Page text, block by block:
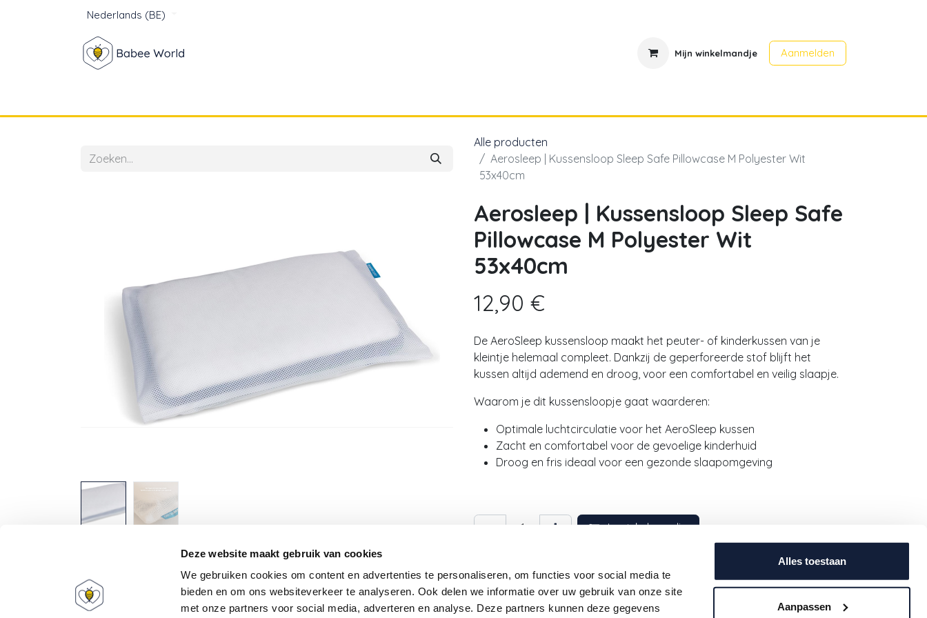
Deze website maakt gebruik van cookies
We gebruiken cookies om content en advertenties te personaliseren, om functies voor social media te
bieden en om ons websiteverkeer te analyseren. Ook delen we informatie over uw gebruik van onze site
met onze partners voor social media, adverteren en analyse. Deze partners kunnen deze gegevens
Alles toestaan
Aanpassen
Nederlands (BE)
Mijn winkelmandje Aanmelden
Alle producten
Aerosleep | Kussensloop Sleep Safe Pillowcase M Polyester Wit
53x40cm
Aerosleep | Kussensloop Sleep Safe
Pillowcase M Polyester Wit
53x40cm
12,90 €
De AeroSleep kussensloop maakt het peuter- of kinderkussen van je
kleintje helemaal compleet. Dankzij de geperforeerde stof blijft het
kussen altijd ademend en droog, voor een comfortabel en veilig slaapje.
Waarom je dit kussensloopje gaat waarderen:
Optimale luchtcirculatie voor het AeroSleep kussen
Zacht en comfortabel voor de gevoelige kinderhuid
Droog en fris ideaal voor een gezonde slaapomgeving
In winkelmandje